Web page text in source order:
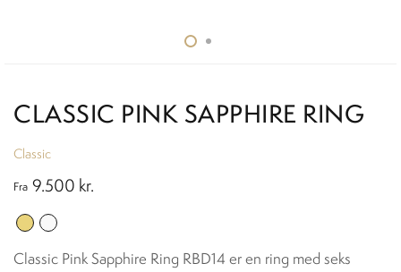
CLASSIC PINK SAPPHIRE RING
Classic
Fra 9.500 kr.
Classic Pink Sapphire Ring RBD14 er en ring med seks